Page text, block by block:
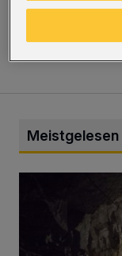
Stücken und
Meistgelesen